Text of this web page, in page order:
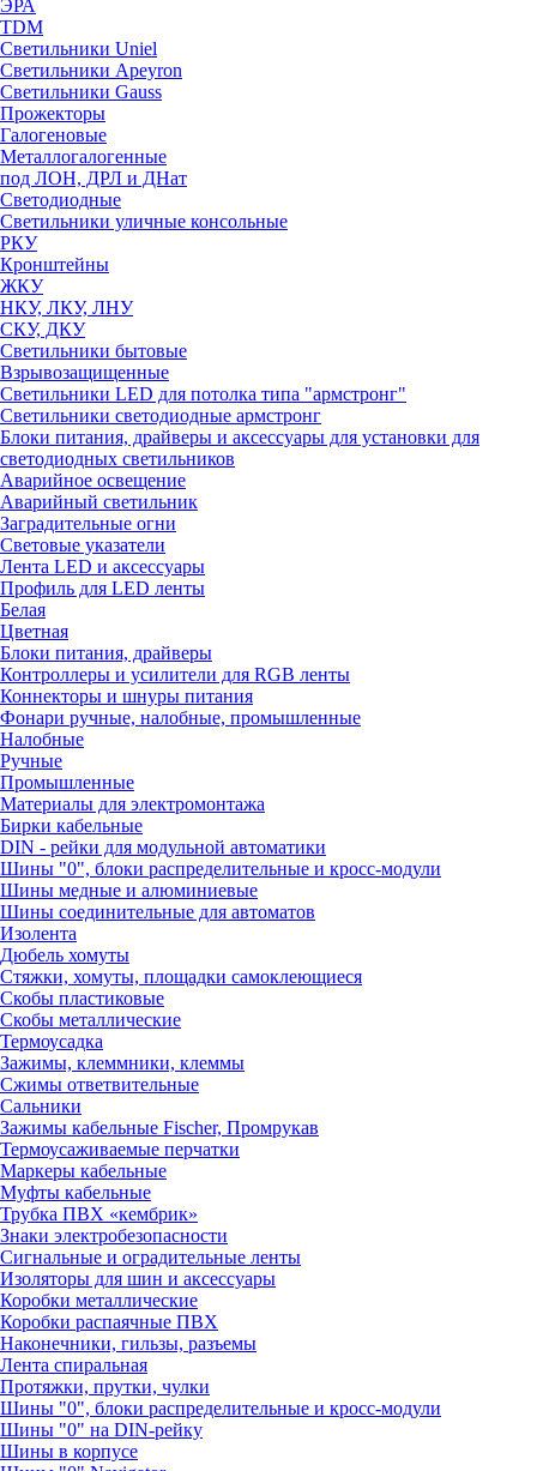
ЭРА
TDM
Светильники Uniel
Светильники Apeyron
Светильники Gauss
Прожекторы
Галогеновые
Металлогалогенные
под ЛОН, ДРЛ и ДНат
Светодиодные
Светильники уличные консольные
РКУ
Кронштейны
ЖКУ
НКУ, ЛКУ, ЛНУ
СКУ, ДКУ
Светильники бытовые
Взрывозащищенные
Светильники LED для потолка типа "армстронг"
Светильники светодиодные армстронг
Блоки питания, драйверы и аксессуары для установки для
светодиодных светильников
Аварийное освещение
Аварийный светильник
Заградительные огни
Световые указатели
Лента LED и аксессуары
Профиль для LED ленты
Белая
Цветная
Блоки питания, драйверы
Контроллеры и усилители для RGB ленты
Коннекторы и шнуры питания
Фонари ручные, налобные, промышленные
Налобные
Ручные
Промышленные
Материалы для электромонтажа
Бирки кабельные
DIN - рейки для модульной автоматики
Шины "0", блоки распределительные и кросс-модули
Шины медные и алюминиевые
Шины соединительные для автоматов
Изолента
Дюбель хомуты
Стяжки, хомуты, площадки самоклеющиеся
Скобы пластиковые
Скобы металлические
Термоусадка
Зажимы, клеммники, клеммы
Сжимы ответвительные
Сальники
Зажимы кабельные Fischer, Промрукав
Термоусаживаемые перчатки
Маркеры кабельные
Муфты кабельные
Трубка ПВХ «кембрик»
Знаки электробезопасности
Сигнальные и оградительные ленты
Изоляторы для шин и аксессуары
Коробки металлические
Коробки распаячные ПВХ
Наконечники, гильзы, разъемы
Лента спиральная
Протяжки, прутки, чулки
Шины "0", блоки распределительные и кросс-модули
Шины "0" на DIN-рейку
Шины в корпусе